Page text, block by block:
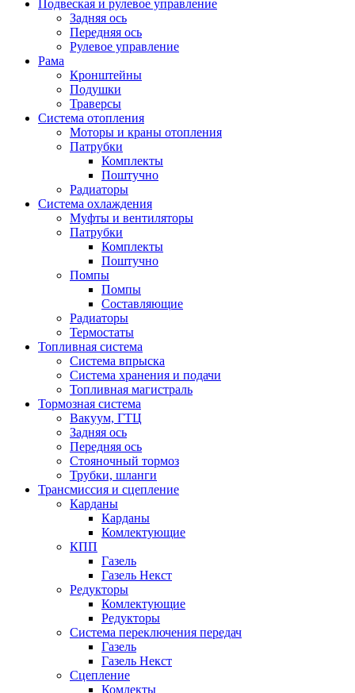
Подвеская и рулевое управление
Задняя ось
Передняя ось
Рулевое управление
Рама
Кронштейны
Подушки
Траверсы
Система отопления
Моторы и краны отопления
Патрубки
Комплекты
Поштучно
Радиаторы
Система охлаждения
Муфты и вентиляторы
Патрубки
Комплекты
Поштучно
Помпы
Помпы
Составляющие
Радиаторы
Термостаты
Топливная система
Система впрыска
Система хранения и подачи
Топливная магистраль
Тормозная система
Вакуум, ГТЦ
Задняя ось
Передняя ось
Стояночный тормоз
Трубки, шланги
Трансмиссия и сцепление
Карданы
Карданы
Комлектующие
КПП
Газель
Газель Некст
Редукторы
Комлектующие
Редукторы
Система переключения передач
Газель
Газель Некст
Сцепление
Комлекты